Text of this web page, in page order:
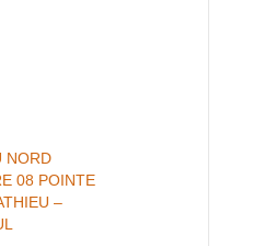
NORD
08 POINTE
–